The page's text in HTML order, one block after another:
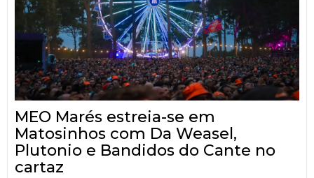
MEO Marés estreia-se em
Matosinhos com Da Weasel,
Plutonio e Bandidos do Cante no
cartaz